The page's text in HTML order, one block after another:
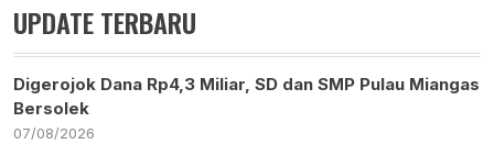
UPDATE TERBARU
Digerojok Dana Rp4,3 Miliar, SD dan SMP Pulau Miangas
Bersolek
07/08/2026